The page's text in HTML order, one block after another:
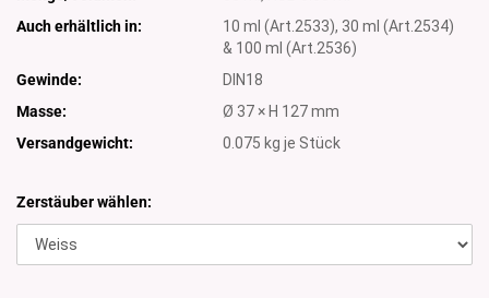
Auch erhältlich in:
10 ml (Art.2533), 30 ml (Art.2534)
& 100 ml (Art.2536)
Gewinde:
DIN18
Masse:
Ø 37 × H 127 mm
Versandgewicht:
0.075 kg je Stück
Zerstäuber wählen: